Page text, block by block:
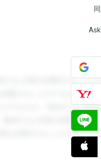
すると回答を閲覧すること
閲覧することができます。
ができます。登録すると回
登録すると回答を閲覧する
答を閲覧することができます